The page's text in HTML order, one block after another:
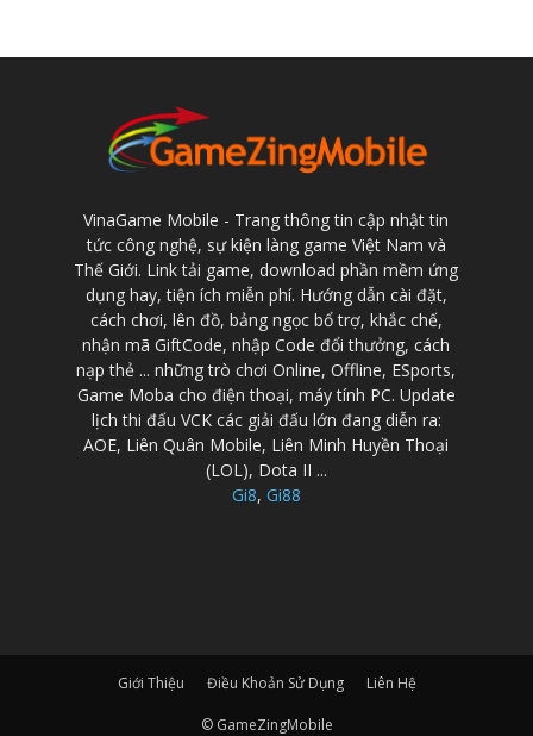
VinaGame Mobile - Trang thông tin cập nhật tin
tức công nghệ, sự kiện làng game Việt Nam và
Thế Giới. Link tải game, download phần mềm ứng
dụng hay, tiện ích miễn phí. Hướng dẫn cài đặt,
cách chơi, lên đồ, bảng ngọc bổ trợ, khắc chế,
nhận mã GiftCode, nhập Code đổi thưởng, cách
nạp thẻ ... những trò chơi Online, Offline, ESports,
Game Moba cho điện thoại, máy tính PC. Update
lịch thi đấu VCK các giải đấu lớn đang diễn ra:
AOE, Liên Quân Mobile, Liên Minh Huyền Thoại
(LOL), Dota II ...
Gi8, Gi88
Giới Thiệu Điều Khoản Sử Dụng Liên Hệ
© GameZingMobile